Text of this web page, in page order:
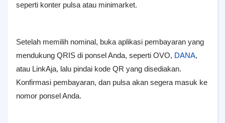
seperti konter pulsa atau minimarket.
Setelah memilih nominal, buka aplikasi pembayaran yang
mendukung QRIS di ponsel Anda, seperti OVO, DANA,
atau LinkAja, lalu pindai kode QR yang disediakan.
Konfirmasi pembayaran, dan pulsa akan segera masuk ke
nomor ponsel Anda.